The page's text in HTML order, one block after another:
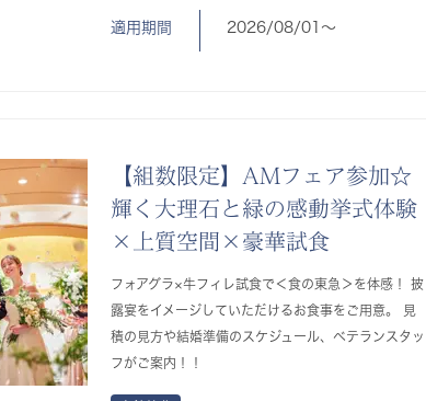
適用期間 2026/08/01〜
【組数限定】AMフェア参加☆
輝く大理石と緑の感動挙式体験
×上質空間×豪華試食
フォアグラ×牛フィレ試食で＜食の東急＞を体感！ 披
露宴をイメージしていただけるお食事をご用意。 見
積の見方や結婚準備のスケジュール、ベテランスタッ
フがご案内！！